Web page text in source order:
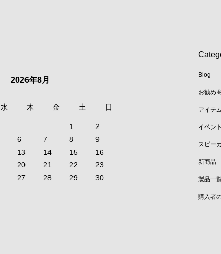
2026年8月
水 木 金 土 日
1
2
6 7 8
9
13 14 15
16
20 21 22
23
27 28 29
30
Blog
お勧め
アイテ
イベン
スピー
新商品
製品一
購入者